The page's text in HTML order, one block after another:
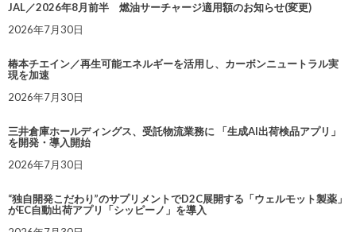
JAL／2026年8月前半 燃油サーチャージ適用額のお知らせ(変更)
2026年7月30日
椿本チエイン／再生可能エネルギーを活用し、カーボンニュートラル実
現を加速
2026年7月30日
三井倉庫ホールディングス、受託物流業務に 「生成AI出荷検品アプリ」
を開発・導入開始
2026年7月30日
“独自開発こだわり”のサプリメントでD2C展開する「ウェルモット製薬」
がEC自動出荷アプリ「シッピーノ」を導入